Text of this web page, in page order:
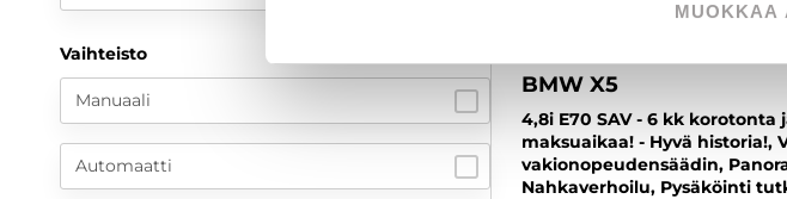
MUOKKAA
Vaihteisto
Manuaali
Automaatti
BMW X5
4,8i E70 SAV - 6 kk korotonta
maksuaikaa! - Hyvä historia!,
vakionopeudensäädin,
Nahkaverhoilu, Pysäköinti